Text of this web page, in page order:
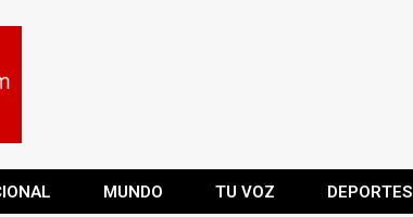
MUNDO TU VOZ DEPORTES